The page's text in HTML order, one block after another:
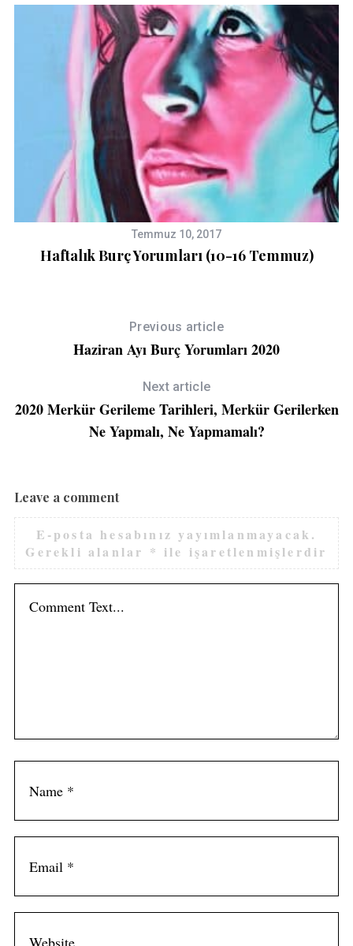
Temmuz 10, 2017
Haftalık Burç Yorumları (10-16 Temmuz)
Previous article
Haziran Ayı Burç Yorumları 2020
Next article
2020 Merkür Gerileme Tarihleri, Merkür Gerilerken
Ne Yapmalı, Ne Yapmamalı?
Leave a comment
E-posta hesabınız yayımlanmayacak.
Gerekli alanlar * ile işaretlenmişlerdir